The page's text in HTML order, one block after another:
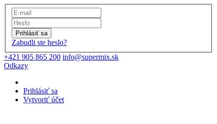
Prihlásiť sa
Zabudli ste heslo?
+421 905 865 200 info@supermix.sk
Odkazy
Prihlásiť sa
Vytvoriť účet